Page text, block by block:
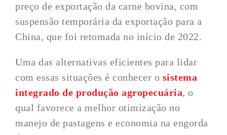
preço de exportação da carne bovina, com
suspensão temporária da exportação para a
China, que foi retomada no início de 2022.
Uma das alternativas eficientes para lidar
com essas situações é conhecer o sistema
integrado de produção agropecuária, o
qual favorece a melhor otimização no
manejo de pastagens e economia na engorda